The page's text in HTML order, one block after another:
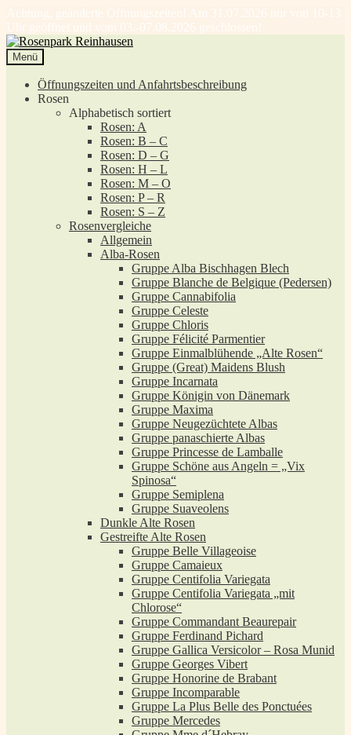
Achtung, geänderte Öffnungszeiten! Am 31.07.2026 nur von 10-13
Uhr geöffnet und vom 03.-07.08.2026 geschlossen!
Zur
Navigation
springen
Zum
Inhalt
springen
Menü
Öffnungszeiten und Anfahrtsbeschreibung
Rosen
Alphabetisch sortiert
Rosen: A
Rosen: B – C
Rosen: D – G
Rosen: H – L
Rosen: M – O
Rosen: P – R
Rosen: S – Z
Rosenvergleiche
Allgemein
Alba-Rosen
Gruppe Alba Bischhagen Blech
Gruppe Blanche de Belgique (Pedersen)
Gruppe Cannabifolia
Gruppe Celeste
Gruppe Chloris
Gruppe Félicité Parmentier
Gruppe Einmalblühende „Alte Rosen“
Gruppe (Great) Maidens Blush
Gruppe Incarnata
Gruppe Königin von Dänemark
Gruppe Maxima
Gruppe Neugezüchtete Albas
Gruppe panaschierte Albas
Gruppe Princesse de Lamballe
Gruppe Schöne aus Angeln = „Vix
Spinosa“
Gruppe Semiplena
Gruppe Suaveolens
Dunkle Alte Rosen
Gestreifte Alte Rosen
Gruppe Belle Villageoise
Gruppe Camaieux
Gruppe Centifolia Variegata
Gruppe Centifolia Variegata „mit
Chlorose“
Gruppe Commandant Beaurepair
Gruppe Ferdinand Pichard
Gruppe Gallica Versicolor – Rosa Munid
Gruppe Georges Vibert
Gruppe Honorine de Brabant
Gruppe Incomparable
Gruppe La Plus Belle des Ponctuées
Gruppe Mercedes